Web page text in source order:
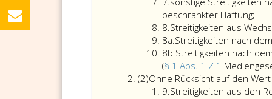
7
beschränkter Haftung;
8.Ziffer
8
Streitigkeiten aus
8a.Ziffer
8
a
Streitigkeiten nach
8b.Ziffer
8
b
Streitigkeiten nach dem
(§ 1 Abs. 1 Z 1
(2)Absatz
2
Ohne Rücksicht auf den
9.Ziffer
Streitigkeiten aus den